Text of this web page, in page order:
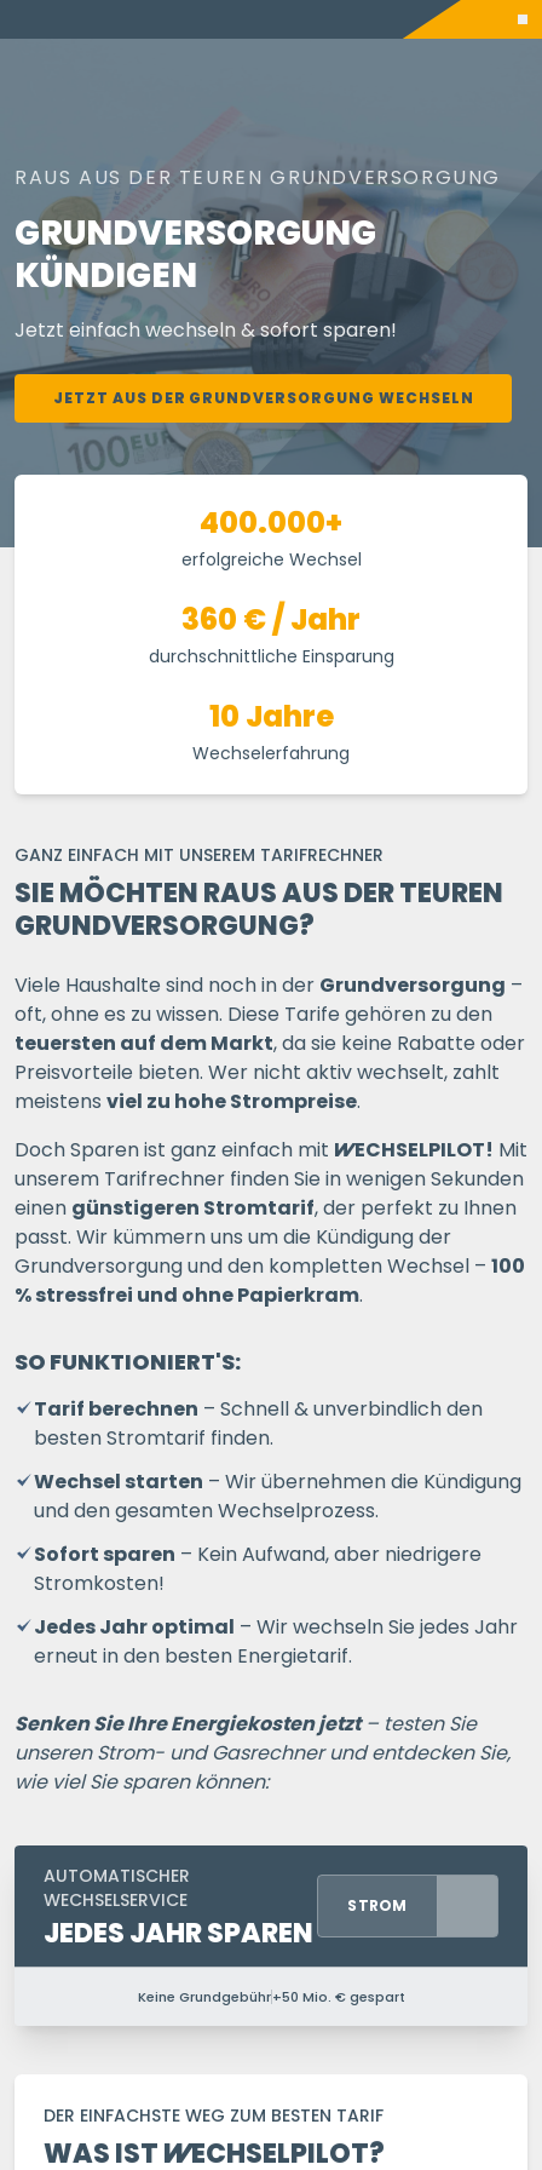
RAUS AUS DER TEUREN GRUNDVERSORGUNG
GRUNDVERSORGUNG
KÜNDIGEN
Jetzt einfach wechseln & sofort sparen!
JETZT AUS DER GRUNDVERSORGUNG WECHSELN
400.000+
erfolgreiche Wechsel
360 € / Jahr
durchschnittliche Einsparung
10 Jahre
Wechselerfahrung
GANZ EINFACH MIT UNSEREM TARIFRECHNER
SIE MÖCHTEN RAUS AUS DER TEUREN
GRUNDVERSORGUNG?
Viele Haushalte sind noch in der Grundversorgung –
oft, ohne es zu wissen. Diese Tarife gehören zu den
teuersten auf dem Markt, da sie keine Rabatte oder
Preisvorteile bieten. Wer nicht aktiv wechselt, zahlt
meistens viel zu hohe Strompreise.
Doch Sparen ist ganz einfach mit WECHSELPILOT! Mit
unserem Tarifrechner finden Sie in wenigen Sekunden
einen günstigeren Stromtarif, der perfekt zu Ihnen
passt. Wir kümmern uns um die Kündigung der
Grundversorgung und den kompletten Wechsel – 100
% stressfrei und ohne Papierkram.
SO FUNKTIONIERT'S:
Tarif berechnen – Schnell & unverbindlich den
besten Stromtarif finden.
Wechsel starten – Wir übernehmen die Kündigung
und den gesamten Wechselprozess.
Sofort sparen – Kein Aufwand, aber niedrigere
Stromkosten!
Jedes Jahr optimal – Wir wechseln Sie jedes Jahr
erneut in den besten Energietarif.
Senken Sie Ihre Energiekosten jetzt– testen Sie
unseren Strom- und Gasrechner und entdecken Sie,
wie viel Sie sparen können:
AUTOMATISCHER
WECHSELSERVICE
JEDES JAHR SPAREN
STROM
PERSONEN IM HAUSHALT
Ihre Postleitzahl
Keine Grundgebühr+50 Mio. € gespart
DER EINFACHSTE WEG ZUM BESTEN TARIF
WAS ISTWECHSELPILOT?